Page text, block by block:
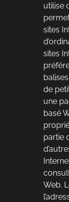
utilise
sites
sites
de
une
basé
partie
Web.